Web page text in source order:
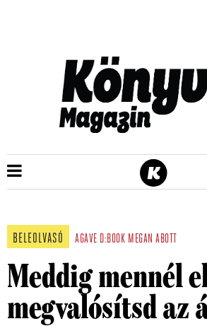
BELEOLVASÓ AGAVE D:BOOK MEGAN ABOTT
Meddig mennél
megvalósítsd az